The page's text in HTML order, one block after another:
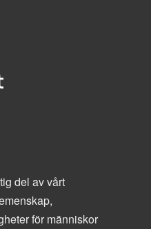
del av vårt
för människor